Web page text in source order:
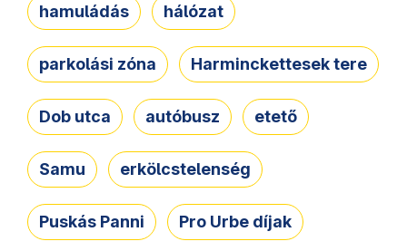
hamuládás hálózat
parkolási zóna Harminckettesek tere
Dob utca autóbusz etető
Samu erkölcstelenség
Puskás Panni Pro Urbe díjak